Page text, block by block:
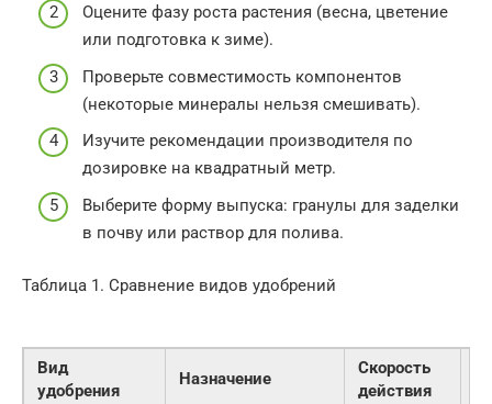
Оцените фазу роста растения (весна, цветение
или подготовка к зиме).
Проверьте совместимость компонентов
(некоторые минералы нельзя смешивать).
Изучите рекомендации производителя по
дозировке на квадратный метр.
Выберите форму выпуска: гранулы для заделки
в почву или раствор для полива.
Таблица 1. Сравнение видов удобрений
Вид
удобрения
Назначение
Скорость
действия